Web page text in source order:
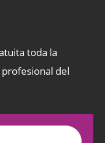
toda la
del